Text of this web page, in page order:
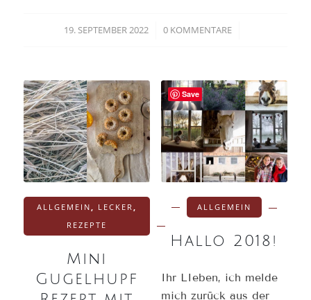
19. SEPTEMBER 2022
/ 0 KOMMENTARE
/
ALLGEMEIN, LECKER,
REZEPTE
Mini
Gugelhupf
ALLGEMEIN
Hallo 2018!
Ihr LIeben, ich melde
mich zurück aus der
Save